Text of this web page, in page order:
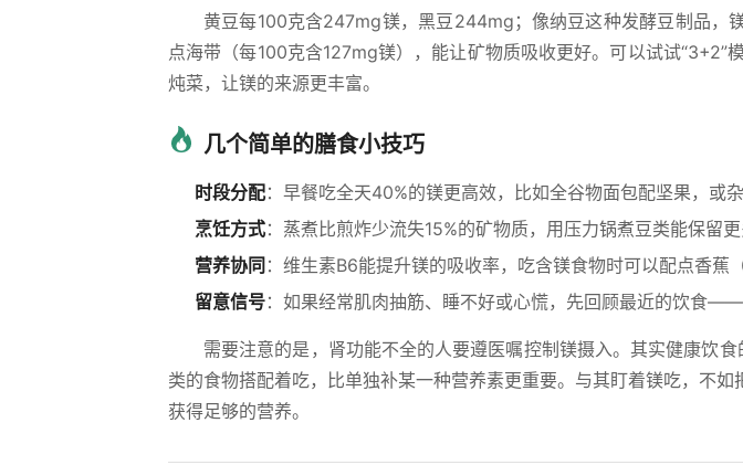
黄豆每100克含247mg镁，黑豆244mg；像纳豆这种发酵豆制品，
点海带（每100克含127mg镁），能让矿物质吸收更好。可以试试“3+2”
炖菜，让镁的来源更丰富。
几个简单的膳食小技巧
时段分配：早餐吃全天40%的镁更高效，比如全谷物面包配坚果，或杂
烹饪方式：蒸煮比煎炸少流失15%的矿物质，用压力锅煮豆类能保留更
营养协同 ：维生素B6能提升镁的吸收率，吃含镁食物时可以配点香蕉
留意信号：如果经常肌肉抽筋、睡不好或心慌，先回顾最近的饮食
需要注意的是，肾功能不全的人要遵医嘱控制镁摄入。其实健康饮
类的食物搭配着吃，比单独补某一种营养素更重要。与其盯着镁吃，不
获得足够的营养。